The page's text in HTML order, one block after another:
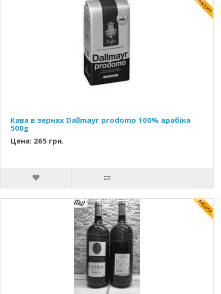
Кава в зернах Dallmayr prodomo 100% арабіка
500g
Цена: 265 грн.